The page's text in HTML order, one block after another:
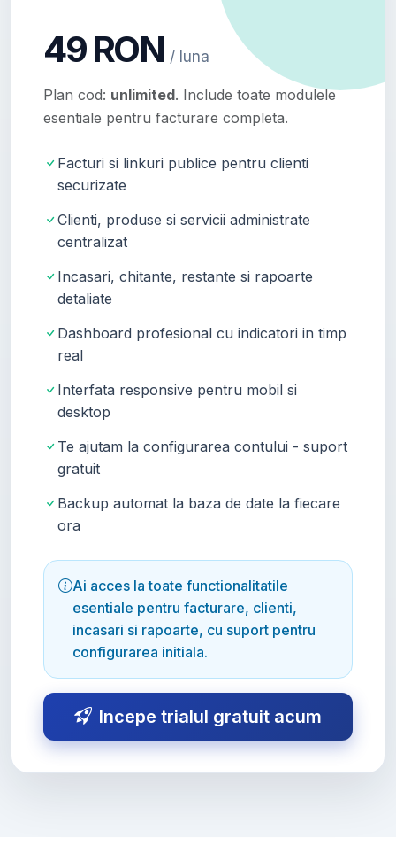
49 RON / luna
Plan cod: unlimited. Include toate modulele
esentiale pentru facturare completa.
Facturi si linkuri publice pentru clienti
securizate
Clienti, produse si servicii administrate
centralizat
Incasari, chitante, restante si rapoarte
detaliate
Dashboard profesional cu indicatori in timp
real
Interfata responsive pentru mobil si
desktop
Te ajutam la configurarea contului - suport
gratuit
Backup automat la baza de date la fiecare
ora
Ai acces la toate functionalitatile
esentiale pentru facturare, clienti,
incasari si rapoarte, cu suport pentru
configurarea initiala.
Incepe trialul gratuit acum